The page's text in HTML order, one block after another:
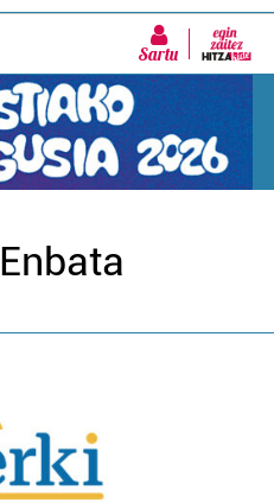
Sartu
Enbata